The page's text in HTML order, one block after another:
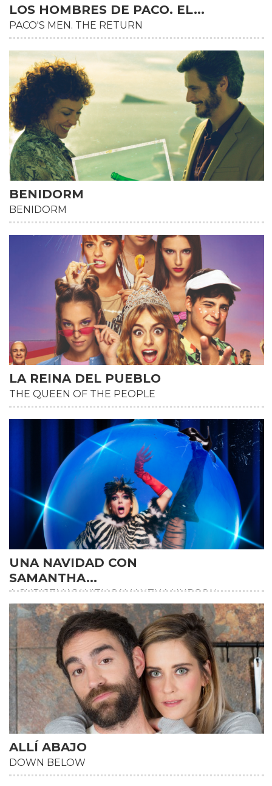
HD
LOS HOMBRES DE PACO. EL...
PACO'S MEN. THE RETURN
HD
BENIDORM
BENIDORM
HD
LA REINA DEL PUEBLO
THE QUEEN OF THE PEOPLE
UNA NAVIDAD CON
SAMANTHA...
A CHRISTMAS WITH SAMANTHA HUDSON
ALLÍ ABAJO
DOWN BELOW